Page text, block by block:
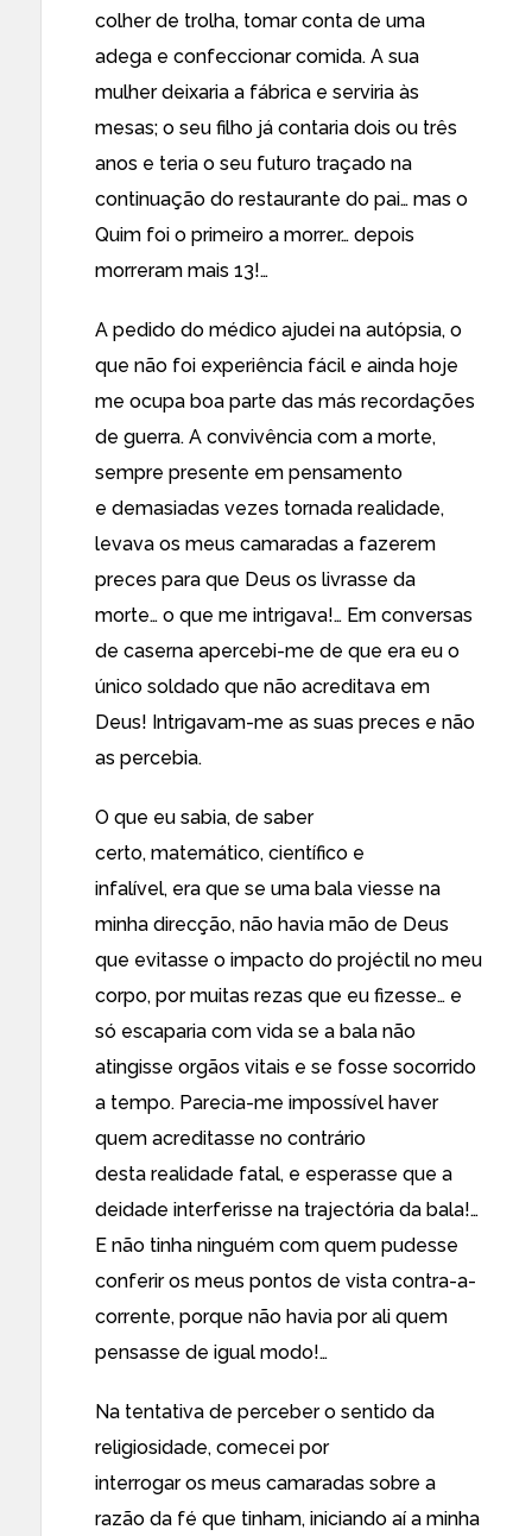
colher de trolha, tomar conta de uma
adega e confeccionar comida. A sua
mulher deixaria a fábrica e serviria às
mesas; o seu filho já contaria dois ou três
anos e teria o seu futuro traçado na
continuação do restaurante do pai… mas o
Quim foi o primeiro a morrer… depois
morreram mais 13!…
A pedido do médico ajudei na autópsia, o
que não foi experiência fácil e ainda hoje
me ocupa boa parte das más recordações
de guerra. A convivência com a morte,
sempre presente em pensamento
e demasiadas vezes tornada realidade,
levava os meus camaradas a fazerem
preces para que Deus os livrasse da
morte… o que me intrigava!… Em conversas
de caserna apercebi-me de que era eu o
único soldado que não acreditava em
Deus! Intrigavam-me as suas preces e não
as percebia.
O que eu sabia, de saber
certo, matemático, científico e
infalível, era que se uma bala viesse na
minha direcção, não havia mão de Deus
que evitasse o impacto do projéctil no meu
corpo, por muitas rezas que eu fizesse… e
só escaparia com vida se a bala não
atingisse orgãos vitais e se fosse socorrido
a tempo. Parecia-me impossível haver
quem acreditasse no contrário
desta realidade fatal, e esperasse que a
deidade interferisse na trajectória da bala!…
E não tinha ninguém com quem pudesse
conferir os meus pontos de vista contra-a-
corrente, porque não havia por ali quem
pensasse de igual modo!…
Na tentativa de perceber o sentido da
religiosidade, comecei por
interrogar os meus camaradas sobre a
razão da fé que tinham, iniciando aí a minha